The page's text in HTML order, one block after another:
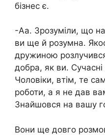
бізнес є.
-Аа. Зрозуміли, що
ви ще й розумна.
дружиною
добра, як ви.
Чоловіки, втім, те
роботи, а я не дав
Знайшовся на вашу
Вони ще довго